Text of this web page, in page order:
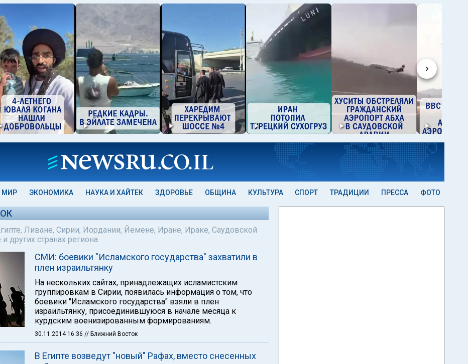
›
МИР ЭКОНОМИКА НАУКА И ХАЙТЕК ЗДОРОВЬЕ ОБЩИНА КУЛЬТУРА СПОРТ ТРАДИЦИИ ПРЕССА ФОТО
Ливане, Сирии, Иордании, Йемене, Иране, Ираке, Саудовской
других странах региона
СМИ: боевики "Исламского государства" захватили в
плен израильтянку
На нескольких сайтах, принадлежащих исламистским
группировкам в Сирии, появилась информация о том, что
боевики "Исламского государства" взяли в плен
израильтянку, присоединившуюся в начале месяца к
курдским военизированным формированиям.
30.11.2014 16:36 // Ближний Восток
В Египте возведут "новый" Рафах, вместо снесенных